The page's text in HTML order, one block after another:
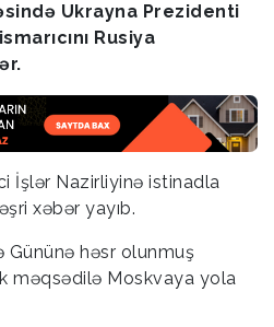
Ukrayna Prezidenti
Rusiya
İşlər Nazirliyinə istinadla
xəbər yayıb.
Gününə həsr olunmuş
məqsədilə Moskvaya yola